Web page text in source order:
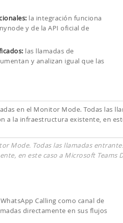
la integración funciona
y de la API oficial de
las llamadas de
y analizan igual que las
Mode. Todas las llamadas
en este caso a Microsoft Teams
Calling como canal de
directamente en sus flujos